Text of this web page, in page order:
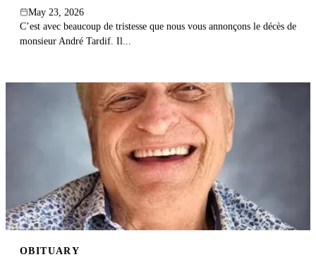
May 23, 2026
C’est avec beaucoup de tristesse que nous vous annonçons le décès de
monsieur André Tardif. Il...
OBITUARY